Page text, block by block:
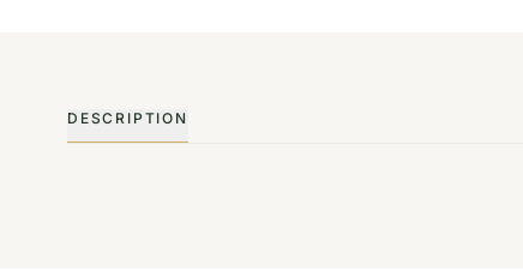
DESCRIPTION